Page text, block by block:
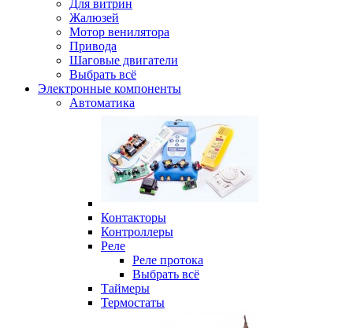
Для витрин
Жалюзей
Мотор венилятора
Привода
Шаговые двигатели
Выбрать всё
Электронные компоненты
Автоматика
Контакторы
Контроллеры
Реле
Реле протока
Выбрать всё
Таймеры
Термостаты